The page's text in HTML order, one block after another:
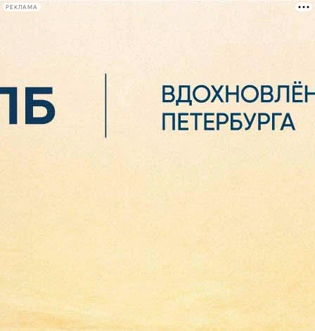
РЕКЛАМА
Сегодня: